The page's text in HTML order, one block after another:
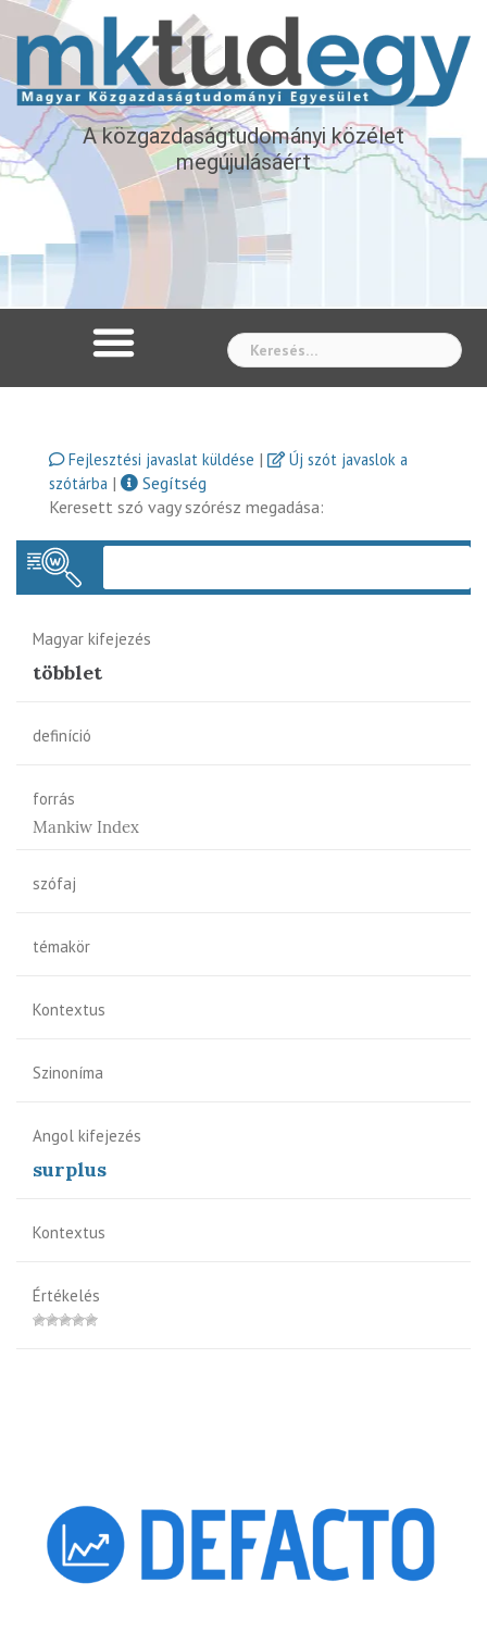
A közgazdaságtudományi közélet
megújulásáért
Fejlesztési javaslat küldése |
Új szót javaslok a
szótárba |
Segítség
Keresett szó vagy szórész megadása:
Magyar kifejezés
többlet
definíció
forrás
Mankiw Index
szófaj
témakör
Kontextus
Szinoníma
Angol kifejezés
surplus
Kontextus
Értékelés